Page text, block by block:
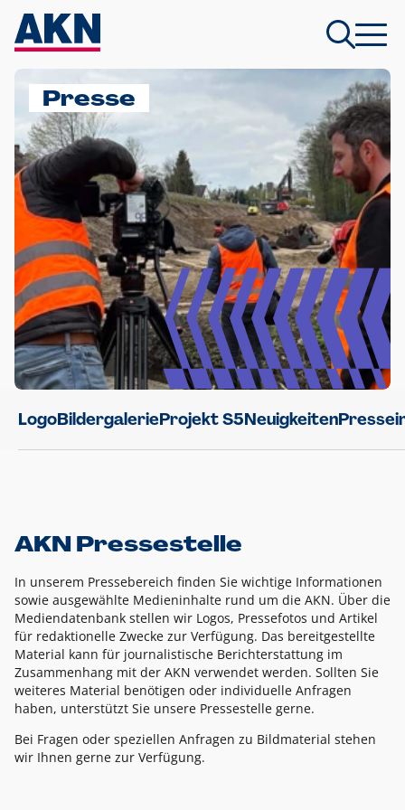
Presse
LogoBildergalerieProjekt S5Neuigkeiten
AKN Pressestelle
In unserem Pressebereich finden Sie wichtige Informationen
sowie ausgewählte Medieninhalte rund um die AKN. Über die
Mediendatenbank stellen wir Logos, Pressefotos und Artikel
für redaktionelle Zwecke zur Verfügung. Das bereitgestellte
Material kann für journalistische Berichterstattung im
Zusammenhang mit der AKN verwendet werden. Sollten Sie
weiteres Material benötigen oder individuelle Anfragen
haben, unterstützt Sie unsere Pressestelle gerne.
Bei Fragen oder speziellen Anfragen zu Bildmaterial stehen
wir Ihnen gerne zur Verfügung.